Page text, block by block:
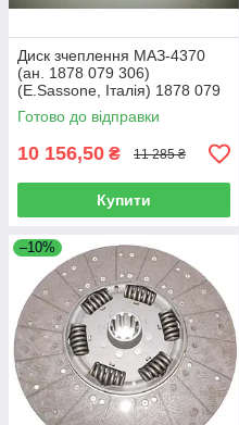
Диск зчеплення МАЗ-4370
(ан. 1878 079 306)
(E.Sassone, Італія) 1878 079
306 (9281ST)
Готово до відправки
10 156,50 ₴ 11 285 ₴
Купити
–10%